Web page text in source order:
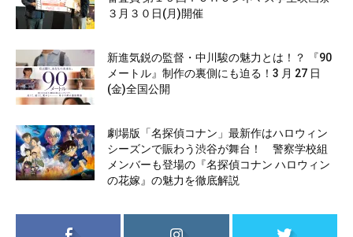
３月３０日(月)開催
新進気鋭の監督・中川駿の魅力とは！？ 『90
メートル』制作の裏側にも迫る！3 月 27 日
(金)全国公開
劇場版「名探偵コナン」最新作はハロウィン
シーズンで賑わう渋谷が舞台！ 警察学校組
メンバーも登場の『名探偵コナン ハロウィン
の花嫁』の魅力を徹底解説